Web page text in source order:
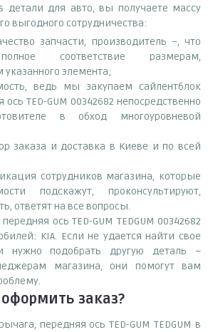
детали для авто, вы получаете массу
выгодного сотрудничества:
запчасти, производитель –, что
соответствие размерам,
указанного элемента;
ведь мы закупаем сайлентблок
TED-GUM 00342682 непосредственно
в обход многоуровневой
заказа и доставка в Киеве и по всей
сотрудников магазина, которые
подскажут, проконсультируют,
ответят на все вопросы.
ось TED-GUM TEDGUM 00342682
KIA. Если не удается найти свое
нужно подобрать другую деталь –
магазина, они помогут вам
заказ?
передняя ось TED-GUM TEDGUM в